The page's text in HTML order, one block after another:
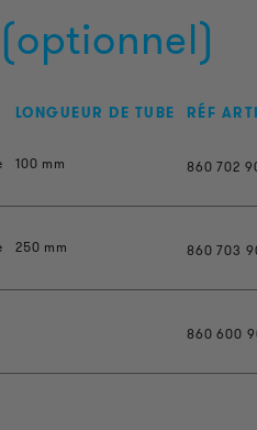
LONGUEUR DE TUBE RÉF
100 mm 860 702
250 mm 860 703
860 600